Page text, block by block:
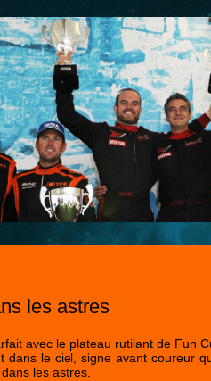
les astres
avec le plateau rutilant de Fun
dans le ciel, signe avant coureur
les astres.